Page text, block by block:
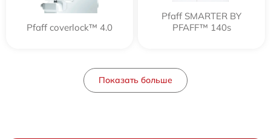
Pfaff coverlock™ 4.0
Pfaff SMARTER BY
PFAFF™ 140s
Показать больше